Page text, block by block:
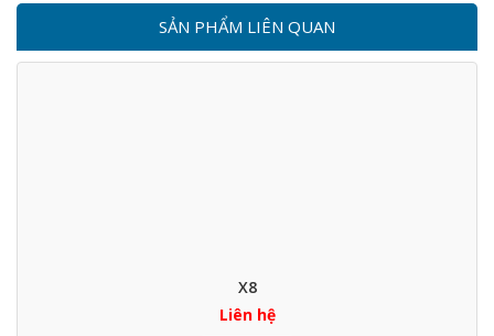
SẢN PHẨM LIÊN QUAN
X8
Liên hệ